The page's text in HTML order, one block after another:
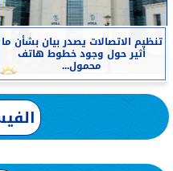
تنظيم الاتصالات يصدر بيان بشأن ما
أثير حول وجود خطوط هاتف
محمول...